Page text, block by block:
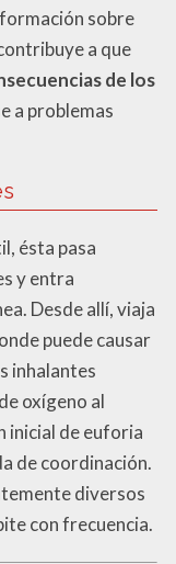
sobre
a que
de los
a problemas
ésta pasa
y entra
Desde allí, viaja
puede causar
inhalantes
oxígeno al
inicial de euforia
de coordinación.
diversos
con frecuencia.